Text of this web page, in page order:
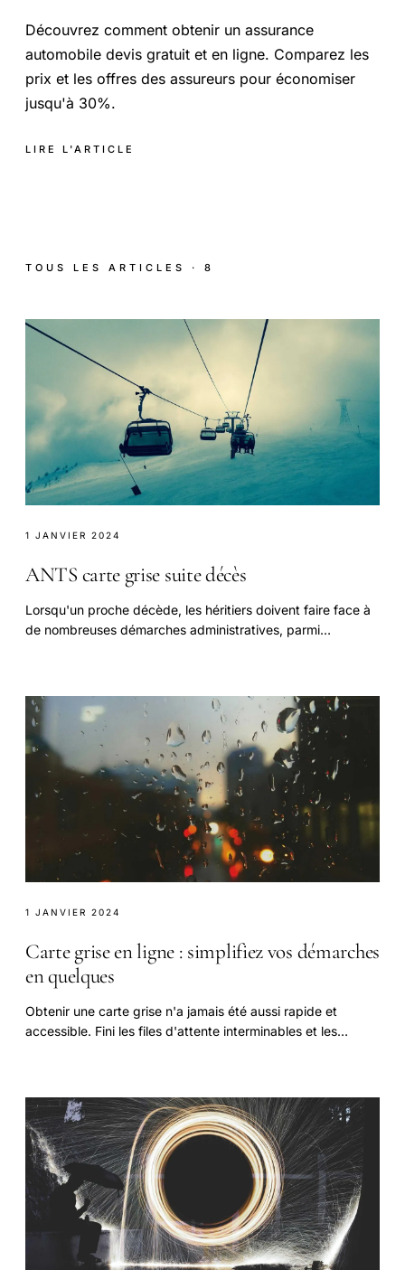
Découvrez comment obtenir un assurance
automobile devis gratuit et en ligne. Comparez les
prix et les offres des assureurs pour économiser
jusqu'à 30%.
LIRE L'ARTICLE
TOUS LES ARTICLES · 8
1 JANVIER 2024
ANTS carte grise suite décès
Lorsqu'un proche décède, les héritiers doivent faire face à
de nombreuses démarches administratives, parmi
1 JANVIER 2024
Carte grise en ligne : simplifiez vos démarches
en quelques
Obtenir une carte grise n'a jamais été aussi rapide et
accessible. Fini les files d'attente interminables et les